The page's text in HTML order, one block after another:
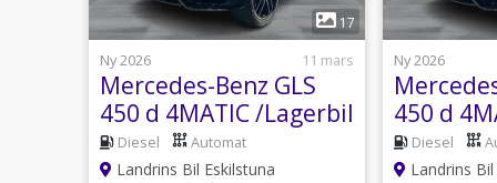
1
17
Ny 2026
11 mars
Mercedes-Benz GLS
450 d 4MATIC /Lagerbil
Diesel Automat
Landrins Bil Eskilstuna
Ny 2026
450 d
Diesel
Landrins